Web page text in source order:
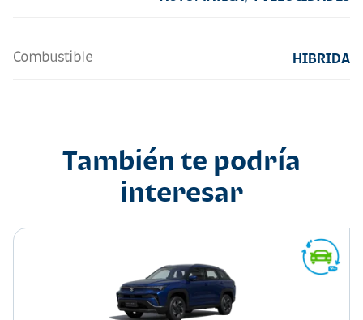
Combustible HIBRIDA
También te podría
interesar